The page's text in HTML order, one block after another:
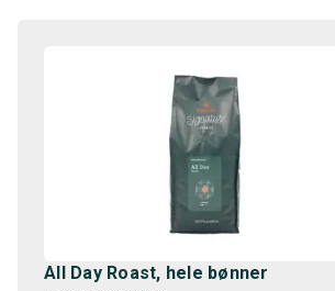
All Day Roast, hele bønner